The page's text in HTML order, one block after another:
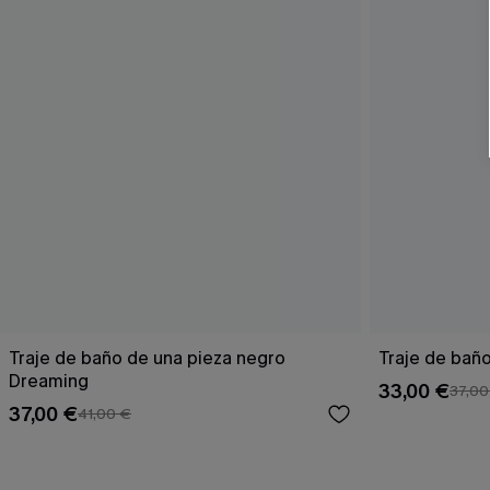
Traje de baño de una pieza negro
Dreaming
37,00 €41,00 €
Traje de
33,00 €